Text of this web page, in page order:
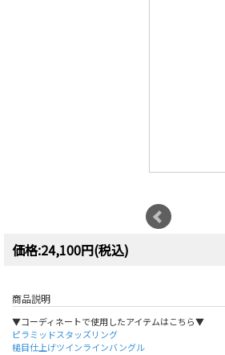
価格:24,100円(税込)
商品説明
▼コーディネートで使用したアイテムはこちら▼
ピラミッドスタッズリング
槌目仕上げツインラインバングル